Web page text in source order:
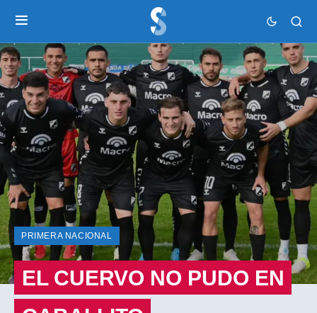
PRIMERA NACIONAL
EL CUERVO NO PUDO EN